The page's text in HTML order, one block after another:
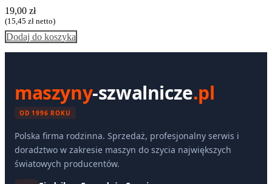
19,00 zł
(15,45 zł netto)
Dodaj do koszyka
maszyny-szwalnicze.pl
OD 1996 ROKU
Polska firma rodzinna. Sprzedaż, profesjonalny serwis i
doradztwo w zakresie maszyn do szycia największych
światowych producentów.